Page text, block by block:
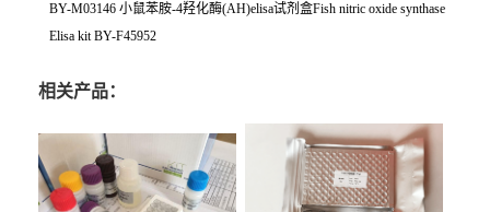
BY-M03146 小鼠苯胺-4羟化酶(AH)elisa试剂盒Fish nitric oxide synthase
Elisa kit BY-F45952
相关产品：